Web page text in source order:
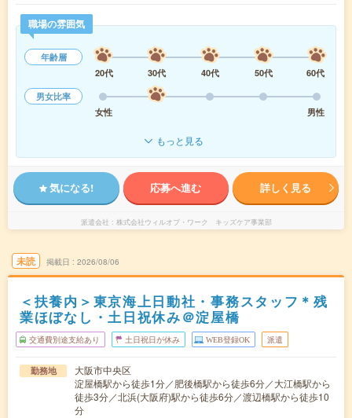
職場の雰囲気
年齢層
20代
30代 40代 50代
60代
男女比率
女性
男性
もっと見る
気になる! 応募へ進む 詳しく見る
派遣会社 株式会社ウィルオブ・ワーク キッズケア事業部
未読 掲載日 2026/08/06
＜扶養内＞東京海上日動社・事務スタッフ＊残
業ほぼなし・土日祝休み＠淀屋橋
交通費別途支給あり 土日祝日が休み WEB登録OK 派遣
勤務地
大阪市中央区
淀屋橋駅から徒歩1分／肥後橋駅から徒歩6分／大江橋駅から
徒歩3分／北浜(大阪府)駅から徒歩6分／渡辺橋駅から徒歩10
分